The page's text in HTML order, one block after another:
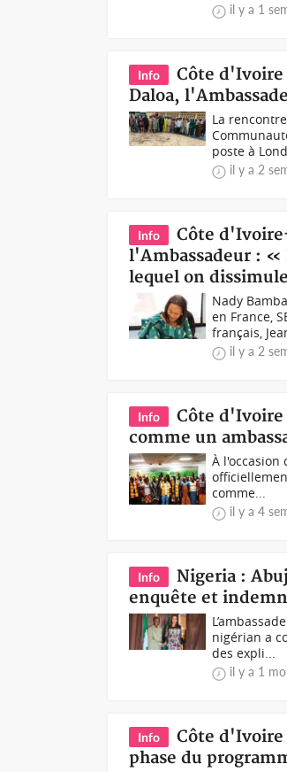
il y a 1
Info
Côte d'Ivoire
Daloa,
La
poste à
il y a 2
Info
Côte
l'Ambassadeur : «
lequel on
Nady
en France,
français,
il y a 2
Info
Côte d'Ivoire
comme un
À l'occasion
comme...
il y a 4
Info
Nigeria :
enquête et
nigérian a
des expli...
il y a 1
Info
Côte d'Ivoire
phase du